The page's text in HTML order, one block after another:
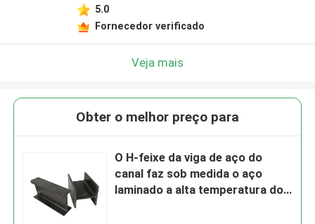
5.0
Fornecedor verificado
Veja mais
Obter o melhor preço para
O H-feixe da viga de aço do
canal faz sob medida o aço
laminado a alta temperatura do